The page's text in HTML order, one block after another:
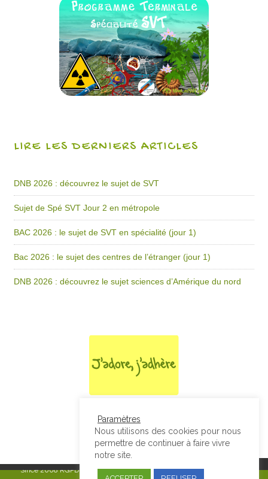
LIRE LES DERNIERS ARTICLES
DNB 2026 : découvrez le sujet de SVT
Sujet de Spé SVT Jour 2 en métropole
BAC 2026 : le sujet de SVT en spécialité (jour 1)
Bac 2026 : le sujet des centres de l’étranger (jour 1)
DNB 2026 : découvrez le sujet sciences d’Amérique du nord
Since 2008RGPD & Mentions Légales|Designed by Studio Thil - Site
Paramètres
Nous utilisons des cookies pour nous
permettre de continuer à faire vivre
notre site.